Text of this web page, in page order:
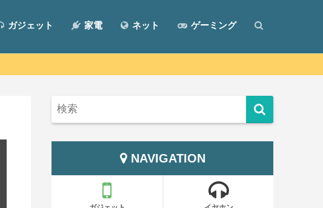
ガジェット 家電 ネット ゲーミング
NAVIGATION